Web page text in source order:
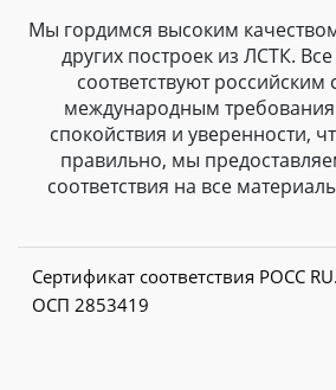
Мы гордимся высоким
других построек из ЛСТК.
соответствуют российским
международным
спокойствия и уверенности,
правильно, мы
соответствия на все
Сертификат соответствия РОСС
ОСП 2853419